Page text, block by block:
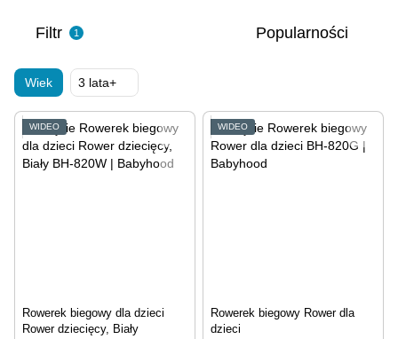
Filtr 1 Popularności
Wiek 3 lata+
WIDEO
Rowerek biegowy dla dzieci
Rower dziecięcy, Biały
WIDEO
Rowerek biegowy Rower dla
dzieci